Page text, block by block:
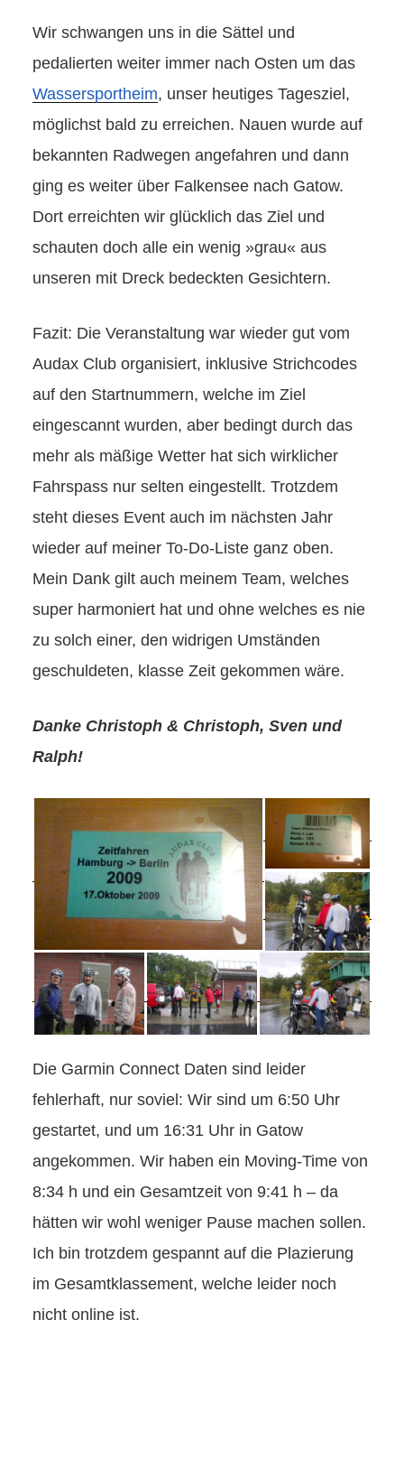
Wir schwangen uns in die Sättel und
pedalierten weiter immer nach Osten um das
Wassersportheim, unser heutiges Tagesziel,
möglichst bald zu erreichen. Nauen wurde auf
bekannten Radwegen angefahren und dann
ging es weiter über Falkensee nach Gatow.
Dort erreichten wir glücklich das Ziel und
schauten doch alle ein wenig »grau« aus
unseren mit Dreck bedeckten Gesichtern.
Fazit: Die Veranstaltung war wieder gut vom
Audax Club organisiert, inklusive Strichcodes
auf den Startnummern, welche im Ziel
eingescannt wurden, aber bedingt durch das
mehr als mäßige Wetter hat sich wirklicher
Fahrspass nur selten eingestellt. Trotzdem
steht dieses Event auch im nächsten Jahr
wieder auf meiner To-Do-Liste ganz oben.
Mein Dank gilt auch meinem Team, welches
super harmoniert hat und ohne welches es nie
zu solch einer, den widrigen Umständen
geschuldeten, klasse Zeit gekommen wäre.
Danke Christoph & Christoph, Sven und
Ralph!
Die Garmin Connect Daten sind leider
fehlerhaft, nur soviel: Wir sind um 6:50 Uhr
gestartet, und um 16:31 Uhr in Gatow
angekommen. Wir haben ein Moving-Time von
8:34 h und ein Gesamtzeit von 9:41 h – da
hätten wir wohl weniger Pause machen sollen.
Ich bin trotzdem gespannt auf die Plazierung
im Gesamtklassement, welche leider noch
nicht online ist.